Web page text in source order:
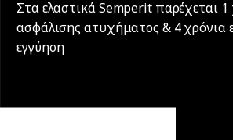
Στα ελαστικά Semperit παρέχεται 1
ασφάλισης ατυχήματος & 4 χρόνια
εγγύηση